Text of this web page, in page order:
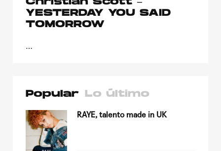
Christian Scott –
YESTERDAY YOU SAID
TOMORROW
…
Popular Lo último
RAYE, talento made in UK